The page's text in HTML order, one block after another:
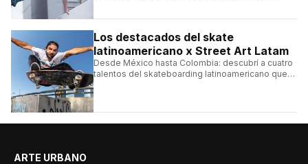
Los destacados del skate
latinoamericano x Street Art Latam
Desde México hasta Colombia: descubrí a cuatro
talentos del skateboarding latinoamericano que
ARTE URBANO